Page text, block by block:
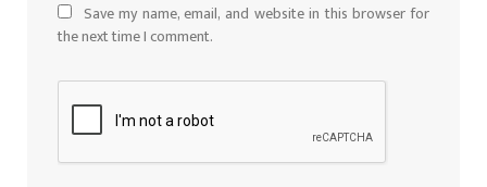
Save my name, email, and website in this browser for
the next time I comment.